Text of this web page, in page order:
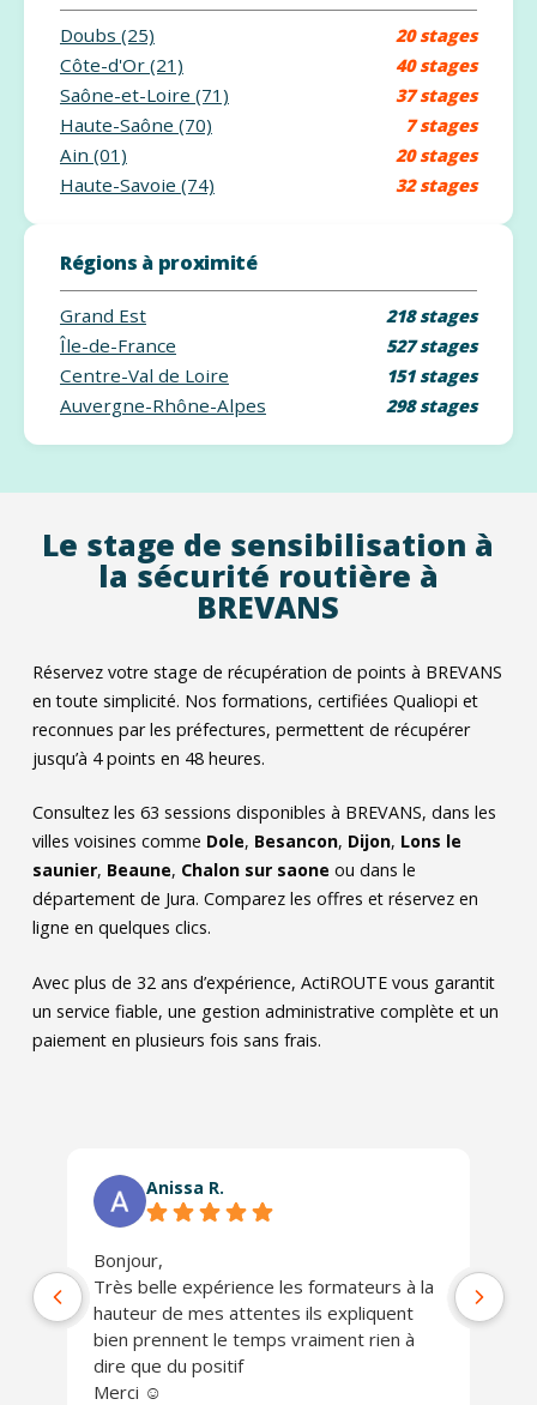
Doubs (25) 20 stages
Côte-d'Or (21) 40 stages
Saône-et-Loire (71) 37 stages
Haute-Saône (70) 7 stages
Ain (01) 20 stages
Haute-Savoie (74) 32 stages
Régions à proximité
Grand Est 218 stages
Île-de-France 527 stages
Centre-Val de Loire 151 stages
Auvergne-Rhône-Alpes 298 stages
Le stage de sensibilisation à
la sécurité routière à
BREVANS
Réservez votre stage de récupération de points à BREVANS
en toute simplicité. Nos formations, certifiées Qualiopi et
reconnues par les préfectures, permettent de récupérer
jusqu’à 4 points en 48 heures.
Consultez les 63 sessions disponibles à BREVANS, dans les
villes voisines comme Dole, Besancon, Dijon, Lons le
saunier, Beaune, Chalon sur saone ou dans le
département de Jura. Comparez les offres et réservez en
ligne en quelques clics.
Avec plus de 32 ans d’expérience, ActiROUTE vous garantit
un service fiable, une gestion administrative complète et un
paiement en plusieurs fois sans frais.
Anissa R.
Bonjour,
Très belle expérience les formateurs à la
hauteur de mes attentes ils expliquent
bien prennent le temps vraiment rien à
dire que du positif
Merci ☺️